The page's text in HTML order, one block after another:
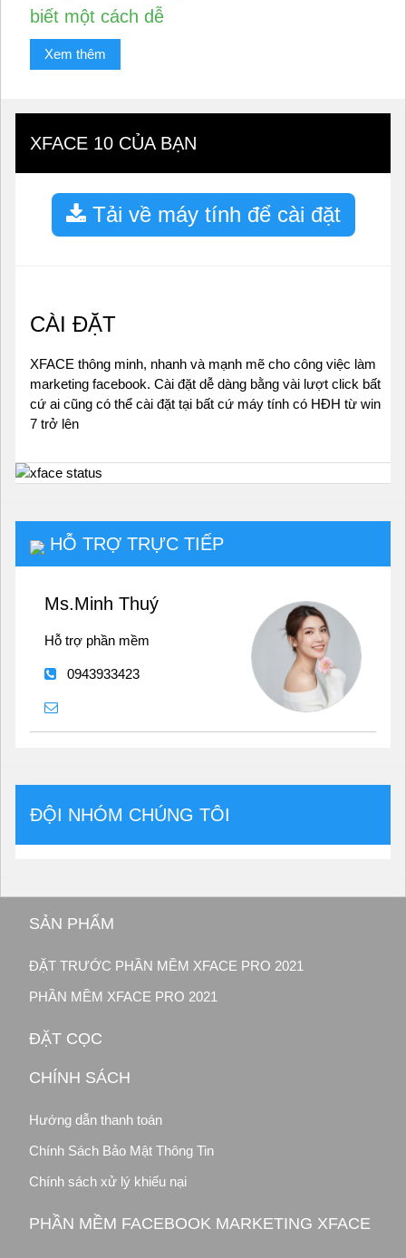
biết một cách dễ
Xem thêm
XFACE 10 CỦA BẠN
Tải về máy tính để cài đặt
CÀI ĐẶT
XFACE thông minh, nhanh và mạnh mẽ cho công việc làm
marketing facebook. Cài đặt dễ dàng bằng vài lượt click bất
cứ ai cũng có thể cài đặt tại bất cứ máy tính có HĐH từ win
7 trở lên
HỖ TRỢ TRỰC TIẾP
Ms.Minh Thuý
Hỗ trợ phần mềm
0943933423
ĐỘI NHÓM CHÚNG TÔI
SẢN PHẨM
ĐẶT TRƯỚC PHẦN MỀM XFACE PRO 2021
PHẦN MỀM XFACE PRO 2021
ĐẶT CỌC
CHÍNH SÁCH
Hướng dẫn thanh toán
Chính Sách Bảo Mật Thông Tin
Chính sách xử lý khiếu nại
PHẦN MỀM FACEBOOK MARKETING XFACE